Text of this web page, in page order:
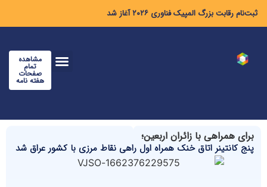
ثبت‌نام رقابت بزرگ المپیک فناوری ۲۰۲۶ آغاز شد
مشاهده
تمام
صفحات
هفته نامه
برای همراهی با زائران اربعین؛
پنج کانتینر اتاق خنک همراه اول راهی نقاط مرزی با کشور عراق شد